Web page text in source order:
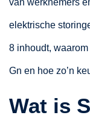
van werknemers
elektrische
8 inhoudt,
Gn en hoe zo’n
Wat is